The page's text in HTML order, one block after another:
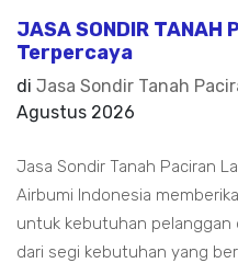
JASA SONDIR
Terpercaya
di Jasa Sondir Tanah
Agustus 2026
Jasa Sondir Tanah Paciran
Airbumi Indonesia
untuk kebutuhan pelanggan
dari segi kebutuhan yang